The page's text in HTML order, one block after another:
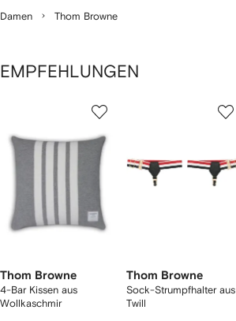
Damen Thom Browne
EMPFEHLUNGEN
Thom Browne
4-Bar Kissen aus
Wollkaschmir
Thom Browne
Sock-Strumpfhalter aus
Twill